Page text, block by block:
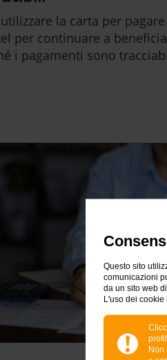
Questo sito
comunicazioni
da un sito web
L'uso dei cookie
Non
la carta per
per continuare a
i pagamenti sono